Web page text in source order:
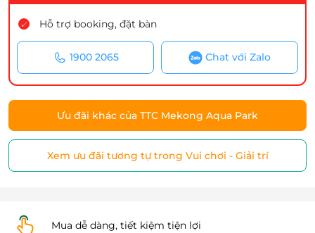
Hỗ trợ booking, đặt bàn
1900 2065 Chat với Zalo
Ưu đãi khác của TTC Mekong Aqua Park
Xem ưu đãi tương tự trong Vui chơi - Giải trí
Mua dễ dàng, tiết kiệm tiện lợi